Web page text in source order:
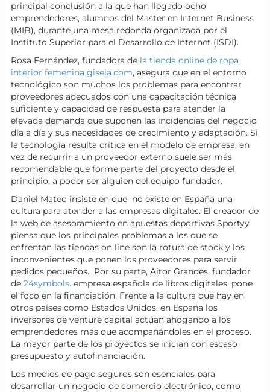
principal conclusión a la que han llegado ocho
emprendedores, alumnos del Master en Internet Business
(MIB), durante una mesa redonda organizada por el
Instituto Superior para el Desarrollo de Internet (ISDI).
Rosa Fernández, fundadora de la tienda online de ropa
interior femenina gisela.com, asegura que en el entorno
tecnológico son muchos los problemas para encontrar
proveedores adecuados con una capacitación técnica
suficiente y capacidad de respuesta para atender la
elevada demanda que suponen las incidencias del negocio
día a día y sus necesidades de crecimiento y adaptación. Si
la tecnología resulta crítica en el modelo de empresa, en
vez de recurrir a un proveedor externo suele ser más
recomendable que forme parte del proyecto desde el
principio, a poder ser alguien del equipo fundador.
Daniel Mateo insiste en que no existe en España una
cultura para atender a las empresas digitales. El creador de
la web de asesoramiento en apuestas deportivas Sportyy
piensa que los principales problemas a los que se
enfrentan las tiendas on line son la rotura de stock y los
inconvenientes que ponen los proveedores para servir
pedidos pequeños. Por su parte, Aitor Grandes, fundador
de 24symbols. empresa española de libros digitales, pone
el foco en la financiación. Frente a la cultura que hay en
otros países como Estados Unidos, en España los
inversores de venture capital actúan ahogando a los
emprendedores más que acompañándoles en el proceso.
La mayor parte de los proyectos se inician con escaso
presupuesto y autofinanciación.
Los medios de pago seguros son esenciales para
desarrollar un negocio de comercio electrónico, como